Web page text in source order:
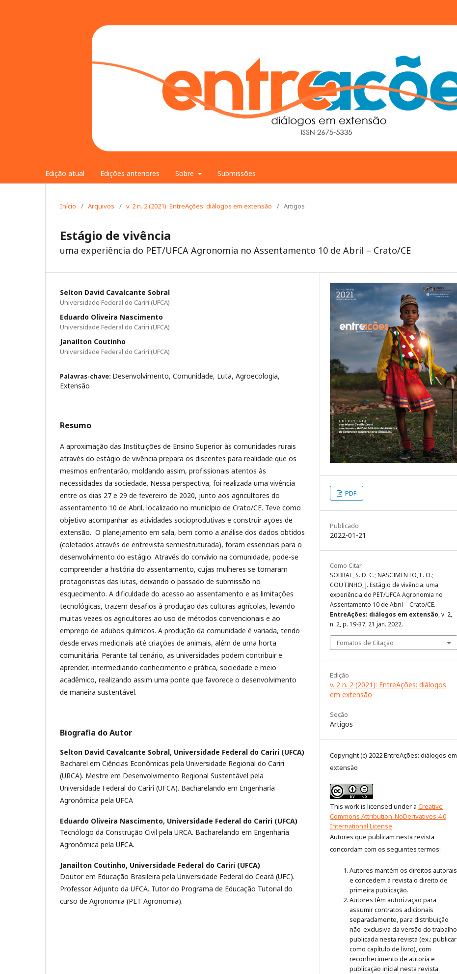
Edição atual Edições anteriores Sobre Submissões
Início / Arquivos / v. 2 n. 2 (2021): EntreAções: diálogos em extensão / Artigos
Estágio de vivência
uma experiência do PET/UFCA Agronomia no Assentamento 10 de Abril – Crato/CE
Selton David Cavalcante Sobral
Universidade Federal do Cariri (UFCA)
Eduardo Oliveira Nascimento
Universidade Federal do Cariri (UFCA)
Janailton Coutinho
Universidade Federal do Cariri (UFCA)
Palavras-chave: Desenvolvimento, Comunidade, Luta, Agroecologia,
Extensão
Resumo
A aproximação das Instituições de Ensino Superior às comunidades rurais
através do estágio de vivência prepara os discentes para realidade que os
mesmos enfrentarão, moldando assim, profissionais atentos às
necessidades da sociedade. Nessa perspectiva, foi realizada uma vivência
entre os dias 27 e 29 de fevereiro de 2020, junto aos agricultores do
assentamento 10 de Abril, localizado no município de Crato/CE. Teve como
objetivo acompanhar as atividades socioprodutivas e construir ações de
extensão. O planejamento em sala, bem como a análise dos dados obtidos
(coletados através de entrevista semiestruturada), foram essenciais para o
desenvolvimento do estágio. Através do convívio na comunidade, pode-se
compreender a história do assentamento, cujas mulheres se tornaram
protagonistas das lutas, deixando o passado de submissão no
esquecimento. A dificuldade do acesso ao assentamento e as limitações
tecnológicas, trazem desafios à produção das culturas agrícolas, levando
muitas vezes os agricultores ao uso de métodos convencionais e ao
emprego de adubos químicos. A produção da comunidade é variada, tendo
desde ervas medicinais até criações de animais, além de uma horta
comunitária. Perante tal cenário, as universidades podem contribuir e
aprender, intermediando conhecimento e prática, sociedade e meio
acadêmico, realizando assim uma ponte que favorece o desenvolvimento
de maneira sustentável.
Biografia do Autor
Selton David Cavalcante Sobral, Universidade Federal do Cariri (UFCA)
Bacharel em Ciências Econômicas pela Universidade Regional do Cariri
(URCA). Mestre em Desenvolvimento Regional Sustentável pela
Universidade Federal do Cariri (UFCA). Bacharelando em Engenharia
Agronômica pela UFCA
Eduardo Oliveira Nascimento, Universidade Federal do Cariri (UFCA)
Tecnólogo da Construção Civil pela URCA. Bacharelando em Engenharia
Agronômica pela UFCA.
Janailton Coutinho, Universidade Federal do Cariri (UFCA)
Doutor em Educação Brasileira pela Universidade Federal do Ceará (UFC).
Professor Adjunto da UFCA. Tutor do Programa de Educação Tutorial do
curso de Agronomia (PET Agronomia).
PDF
Publicado
2022-01-21
Como Citar
SOBRAL, S. D. C.; NASCIMENTO, E. O.;
COUTINHO, J. Estágio de vivência: uma
experiência do PET/UFCA Agronomia no
Assentamento 10 de Abril – Crato/CE.
EntreAções: diálogos em extensão, v. 2,
n. 2, p. 19-37, 21 jan. 2022.
Fomatos de Citação
Edição
v. 2 n. 2 (2021): EntreAções: diálogos
em extensão
Seção
Artigos
Copyright (c) 2022 EntreAções: diálogos em
extensão
This work is licensed under a Creative
Commons Attribution-NoDerivatives 4.0
International License.
Autores que publicam nesta revista
concordam com os seguintes termos:
Autores mantém os direitos autorais
e concedem à revista o direito de
primeira publicação.
Autores têm autorização para
assumir contratos adicionais
separadamente, para distribuição
não-exclusiva da versão do trabalho
publicada nesta revista (ex.: publicar
como capítulo de livro), com
reconhecimento de autoria e
publicação inicial nesta revista.